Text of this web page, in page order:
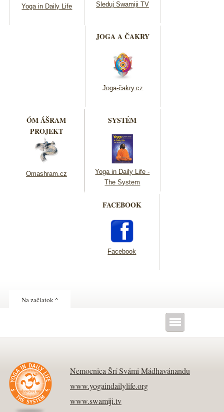
Yoga in Daily Life Sleduj Swamiji TV
JOGA A ČAKRY
Joga-čakry.cz
ÓM ÁŠRAM
PROJEKT
Omashram.cz
SYSTÉM
Yoga in Daily Life -
The System
FACEBOOK
Facebook
Na začiatok ^
Nemocnica Šrí Svámi Mádhavánandu
www.yogaindailylife.org
www.swamiji.tv